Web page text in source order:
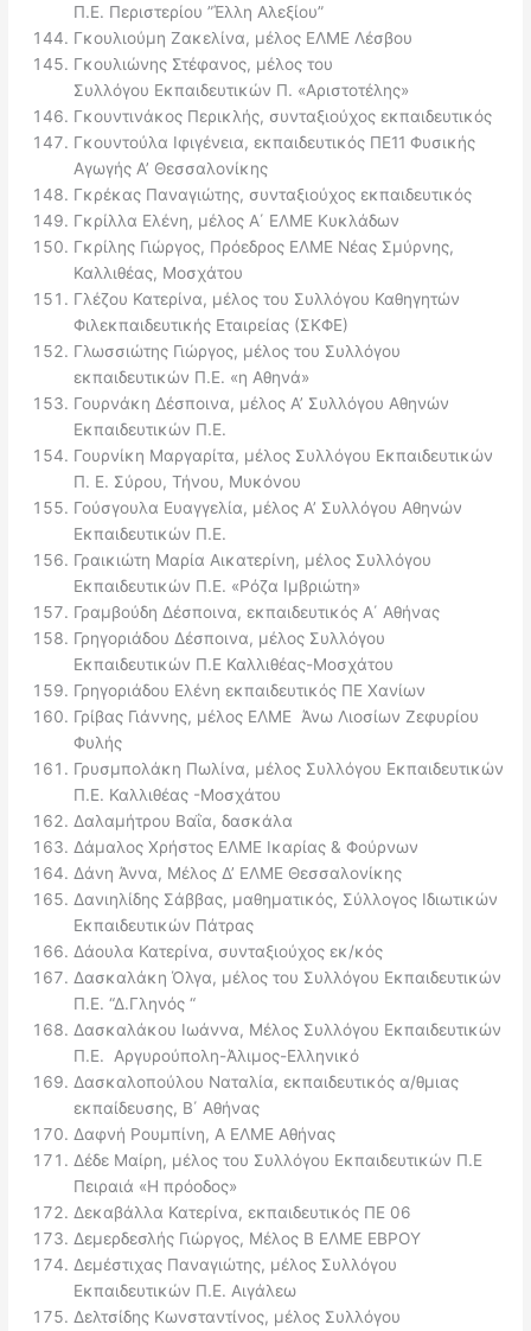
Π.Ε. Περιστερίου ”Έλλη Αλεξίου”
Γκουλιούμη Ζακελίνα, μέλος ΕΛΜΕ Λέσβου
Γκουλιώνης Στέφανος, μέλος του
Συλλόγου Εκπαιδευτικών Π. «Αριστοτέλης»
Γκουντινάκος Περικλής, συνταξιούχος εκπαιδευτικός
Γκουντούλα Ιφιγένεια, εκπαιδευτικός ΠΕ11 Φυσικής
Αγωγής Α’ Θεσσαλονίκης
Γκρέκας Παναγιώτης, συνταξιούχος εκπαιδευτικός
Γκρίλλα Ελένη, μέλος Α΄ ΕΛΜΕ Κυκλάδων
Γκρίλης Γιώργος, Πρόεδρος ΕΛΜΕ Νέας Σμύρνης,
Καλλιθέας, Μοσχάτου
Γλέζου Κατερίνα, μέλος του Συλλόγου Καθηγητών
Φιλεκπαιδευτικής Εταιρείας (ΣΚΦΕ)
Γλωσσιώτης Γιώργος, μέλος του Συλλόγου
εκπαιδευτικών Π.Ε. «η Αθηνά»
Γουρνάκη Δέσποινα, μέλος Α’ Συλλόγου Αθηνών
Εκπαιδευτικών Π.Ε.
Γουρνίκη Μαργαρίτα, μέλος Συλλόγου Εκπαιδευτικών
Π. Ε. Σύρου, Τήνου, Μυκόνου
Γούσγουλα Ευαγγελία, μέλος Α’ Συλλόγου Αθηνών
Εκπαιδευτικών Π.Ε.
Γραικιώτη Μαρία Αικατερίνη, μέλος Συλλόγου
Εκπαιδευτικών Π.Ε. «Ρόζα Ιμβριώτη»
Γραμβούδη Δέσποινα, εκπαιδευτικός Α΄ Αθήνας
Γρηγοριάδου Δέσποινα, μέλος Συλλόγου
Εκπαιδευτικών Π.Ε Καλλιθέας-Μοσχάτου
Γρηγοριάδου Ελένη εκπαιδευτικός ΠΕ Χανίων
Γρίβας Γιάννης, μέλος ΕΛΜΕ Άνω Λιοσίων Ζεφυρίου
Φυλής
Γρυσμπολάκη Πωλίνα, μέλος Συλλόγου Εκπαιδευτικών
Π.Ε. Καλλιθέας -Μοσχάτου
Δαλαμήτρου Βαΐα, δασκάλα
Δάμαλος Χρήστος ΕΛΜΕ Ικαρίας & Φούρνων
Δάνη Άννα, Μέλος Δ’ ΕΛΜΕ Θεσσαλονίκης
Δανιηλίδης Σάββας, μαθηματικός, Σύλλογος Ιδιωτικών
Εκπαιδευτικών Πάτρας
Δάουλα Κατερίνα, συνταξιούχος εκ/κός
Δασκαλάκη Όλγα, μέλος του Συλλόγου Εκπαιδευτικών
Π.Ε. “Δ.Γληνός “
Δασκαλάκου Ιωάννα, Μέλος Συλλόγου Εκπαιδευτικών
Π.Ε. Αργυρούπολη-Άλιμος-Ελληνικό
Δασκαλοπούλου Ναταλία, εκπαιδευτικός α/θμιας
εκπαίδευσης, Β΄ Αθήνας
Δαφνή Ρουμπίνη, Α ΕΛΜΕ Αθήνας
Δέδε Μαίρη, μέλος του Συλλόγου Εκπαιδευτικών Π.Ε
Πειραιά «Η πρόοδος»
Δεκαβάλλα Κατερίνα, εκπαιδευτικός ΠΕ 06
Δεμερδεσλής Γιώργος, Μέλος Β ΕΛΜΕ ΕΒΡΟΥ
Δεμέστιχας Παναγιώτης, μέλος Συλλόγου
Εκπαιδευτικών Π.Ε. Αιγάλεω
Δελτσίδης Κωνσταντίνος, μέλος Συλλόγου